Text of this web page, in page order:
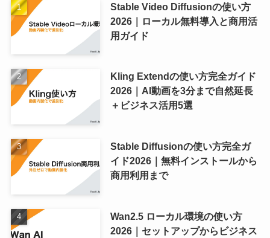
Stable Video Diffusionの使い方
2026｜ローカル無料導入と商用活
用ガイド
Kling Extendの使い方完全ガイド
2026｜AI動画を3分まで自然延長
＋ビジネス活用5選
Stable Diffusionの使い方完全ガ
イド2026｜無料インストールから
商用利用まで
Wan2.5 ローカル環境の使い方
2026｜セットアップからビジネス